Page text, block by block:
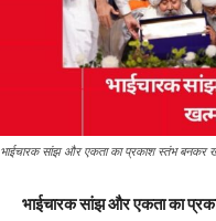
भाईचारक सांझ और एकता का प्रकाश स्तंभ बनकर
भाईचारक सांझ और एकता का